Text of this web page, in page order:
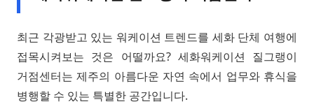
최근 각광받고 있는 워케이션 트렌드를 세화 단체 여행에
접목시켜보는 것은 어떨까요? 세화워케이션 질그랭이
거점센터는 제주의 아름다운 자연 속에서 업무와 휴식을
병행할 수 있는 특별한 공간입니다.